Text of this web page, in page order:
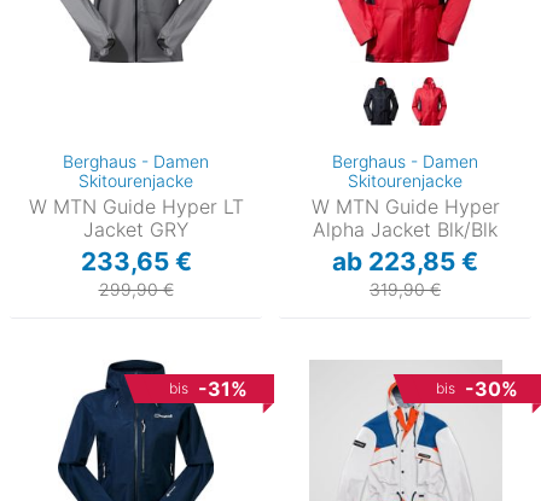
Berghaus - Damen
Skitourenjacke
W MTN Guide Hyper LT
Jacket GRY
233,65 €
299,90 €
Berghaus - Damen
Skitourenjacke
W MTN Guide Hyper
Alpha Jacket Blk/Blk
ab 223,85 €
319,90 €
bis -31% bis -30%